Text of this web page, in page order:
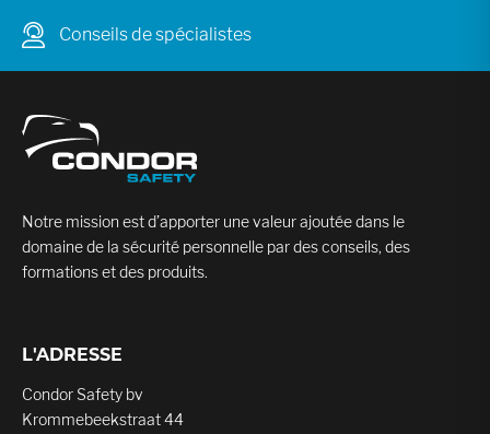
Conseils de spécialistes
Notre mission est d’apporter une valeur ajoutée dans le
domaine de la sécurité personnelle par des conseils, des
formations et des produits.
L'ADRESSE
Condor Safety bv
Krommebeekstraat 44